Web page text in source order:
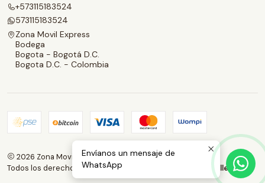
+573115183524
573115183524
Zona Movil Express
Bodega
Bogota - Bogotá D.C.
Bogota D.C. - Colombia
2026 Zona Movil Express.
Todos los derechos reservados.
Desarrollado por Jumpseller
Envíanos un mensaje de
WhatsApp